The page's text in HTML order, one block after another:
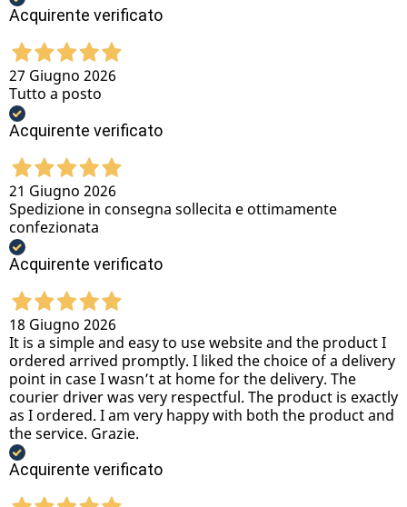
Acquirente verificato
27 Giugno 2026
Tutto a posto
Acquirente verificato
21 Giugno 2026
Spedizione in consegna sollecita e ottimamente
confezionata
Acquirente verificato
18 Giugno 2026
It is a simple and easy to use website and the product I
ordered arrived promptly. I liked the choice of a delivery
point in case I wasn’t at home for the delivery. The
courier driver was very respectful. The product is exactly
as I ordered. I am very happy with both the product and
the service. Grazie.
Acquirente verificato